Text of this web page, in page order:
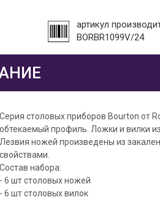
артикул
BORBR1099V/24
Серия столовых приборов Bourton от
обтекаемый профиль. Ложки и вилки
Лезвия ножей произведены из
свойствами.
Состав набора:
- 6 шт столовых ножей
- 6 шт столовых вилок